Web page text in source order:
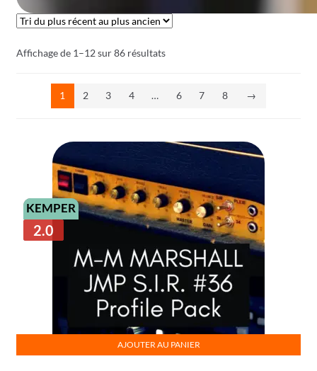
Affichage de 1–12 sur 86 résultatsTrié
récent
ancien
1 2 3 4 … 6 7 8 →
KEMPER
2.0
AJOUTER AU PANIER